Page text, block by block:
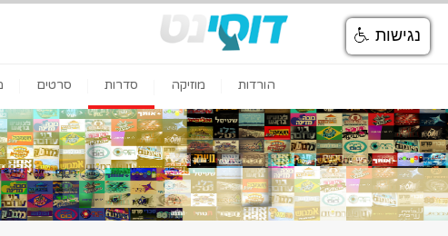
הורדות מוזיקה סדרות סרטים
נגישות